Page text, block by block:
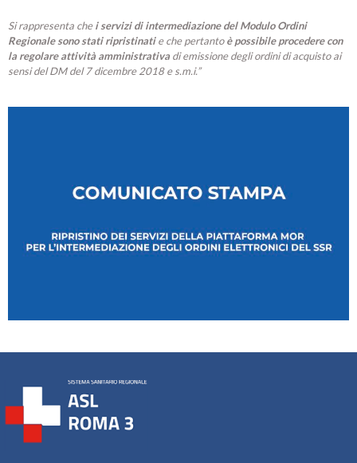
Si rappresenta chei servizi di intermediazione del Modulo Ordini
Regionale sono stati ripristinatie che pertantoè possibile procedere con
la regolare attività amministrativa di emissione degli ordini di acquisto ai
sensi del DM del 7 dicembre 2018 e s.m.i.”